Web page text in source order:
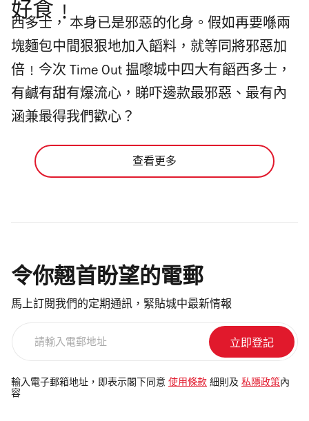
好食﹗
西多士， 本身已是邪惡的化身。假如再要喺兩
塊麵包中間狠狠地加入饀料，就等同將邪惡加
倍﹗今次 Time Out 揾嚟城中四大有饀西多士，
有鹹有甜有爆流心，睇吓邊款最邪惡、最有內
涵兼最得我們歡心？
查看更多
令你翹首盼望的電郵
馬上訂閱我們的定期通訊，緊貼城中最新情報
電
郵
輸入電子郵箱地址，即表示閣下同意 使用條款 細則及 私隱政策 內
容